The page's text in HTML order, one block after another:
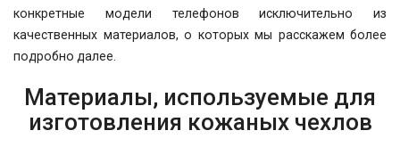
конкретные модели телефонов исключительно из
качественных материалов, о которых мы расскажем более
подробно далее.
Материалы, используемые для
изготовления кожаных чехлов